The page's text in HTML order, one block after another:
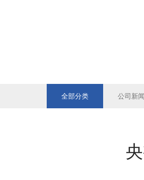
全部分类 公司新闻